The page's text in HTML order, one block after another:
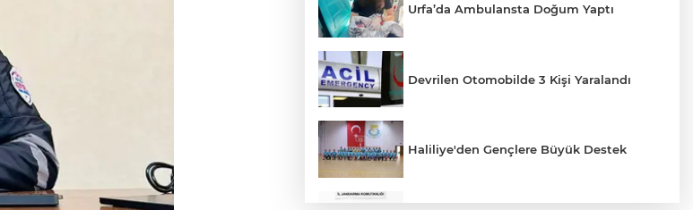
Urfa’da Ambulansta Doğum Yaptı
Devrilen Otomobilde 3 Kişi Yaralandı
Haliliye'den Gençlere Büyük Destek